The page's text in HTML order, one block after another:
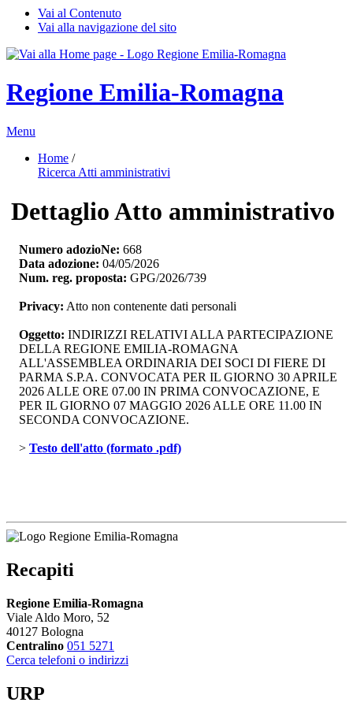
Vai al Contenuto
Vai alla navigazione del sito
Regione Emilia-Romagna
Menu
Home /
Ricerca Atti amministrativi
Dettaglio Atto amministrativo
Numero adozioNe: 668
Data adozione: 04/05/2026
Num. reg. proposta: GPG/2026/739
Privacy: Atto non contenente dati personali
Oggetto: INDIRIZZI RELATIVI ALLA PARTECIPAZIONE
DELLA REGIONE EMILIA-ROMAGNA
ALL'ASSEMBLEA ORDINARIA DEI SOCI DI FIERE DI
PARMA S.P.A. CONVOCATA PER IL GIORNO 30 APRILE
2026 ALLE ORE 07.00 IN PRIMA CONVOCAZIONE, E
PER IL GIORNO 07 MAGGIO 2026 ALLE ORE 11.00 IN
SECONDA CONVOCAZIONE.
> Testo dell'atto (formato .pdf)
Recapiti
Regione Emilia-Romagna
Viale Aldo Moro, 52
40127 Bologna
Centralino 051 5271
Cerca telefoni o indirizzi
URP